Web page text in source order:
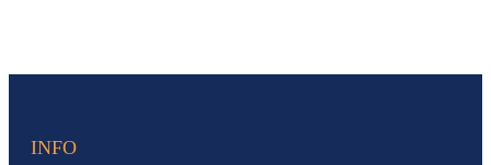
INFO